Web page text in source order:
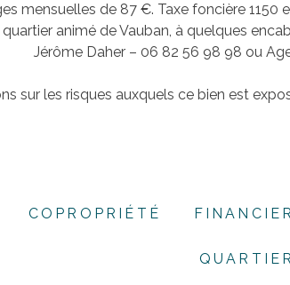
mensuelles de 87 €. Taxe foncière 1150
animé de Vauban, à quelques
Jérôme Daher – 06 82 56 98 98 ou
sur les risques auxquels ce bien est
COPROPRIÉTÉ FINANCIER
QUARTIER